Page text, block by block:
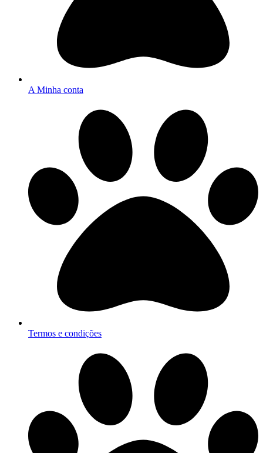
A Minha conta
Termos e condições